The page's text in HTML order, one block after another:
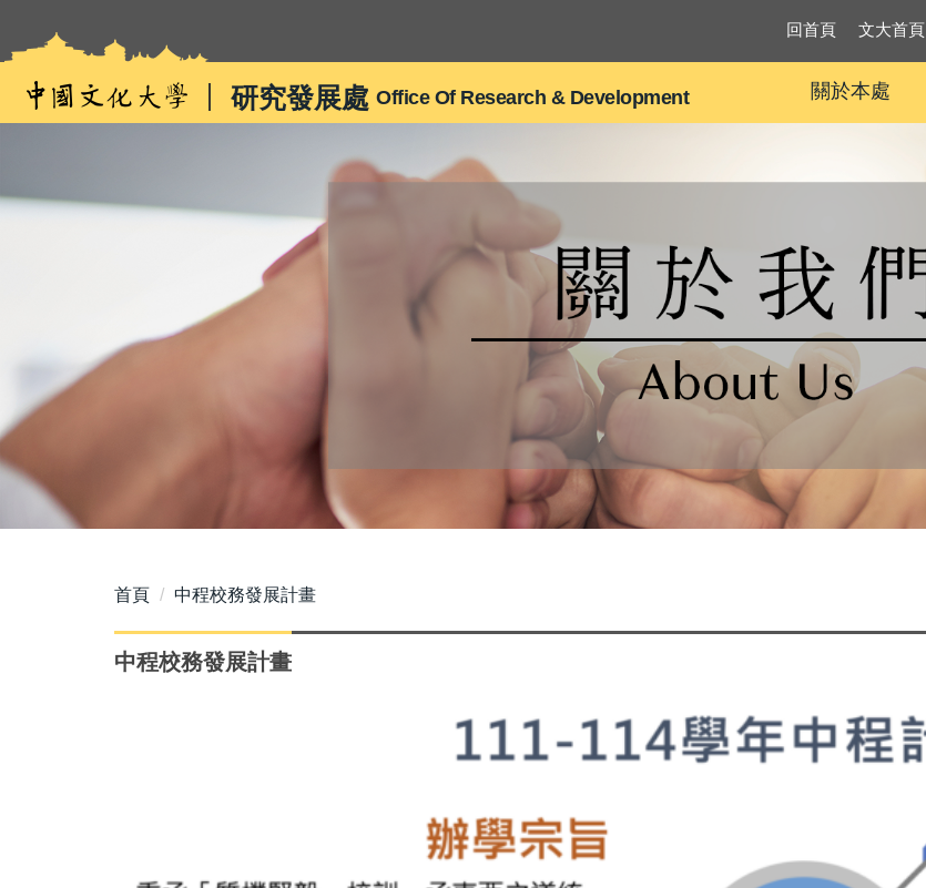
要
內
研究發展處 Office Of Research & Development
回首頁 文大首頁
關於本處
首頁 中程校務發展計畫
中程校務發展計畫